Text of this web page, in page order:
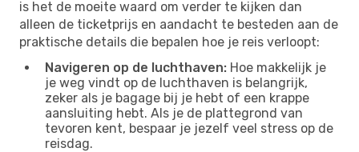
is het de moeite waard om verder te kijken dan
alleen de ticketprijs en aandacht te besteden aan de
praktische details die bepalen hoe je reis verloopt:
Navigeren op de luchthaven: Hoe makkelijk je
je weg vindt op de luchthaven is belangrijk,
zeker als je bagage bij je hebt of een krappe
aansluiting hebt. Als je de plattegrond van
tevoren kent, bespaar je jezelf veel stress op de
reisdag.